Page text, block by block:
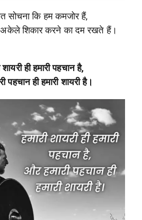
सोचना कि हम कमजोर हैं,
अकेले शिकार करने का दम रखते हैं।
शायरी ही हमारी पहचान है,
पहचान ही हमारी शायरी है।